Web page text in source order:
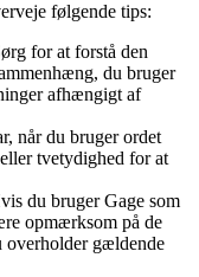
følgende tips:
for at forstå den
du bruger
afhængigt af
når du bruger ordet
tvetydighed for at
du bruger Gage som
opmærksom på de
overholder gældende